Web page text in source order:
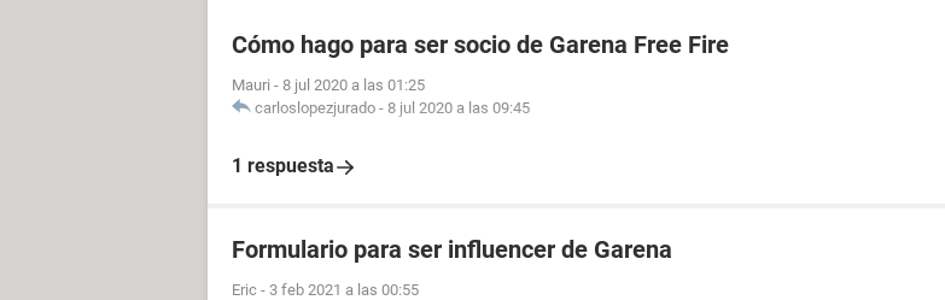
Cómo hago para ser socio de Garena Free Fire
Mauri - 8 jul 2020 a las 01:25
carloslopezjurado - 8 jul 2020 a las 09:45
1 respuesta
Formulario para ser influencer de Garena
Eric - 3 feb 2021 a las 00:55